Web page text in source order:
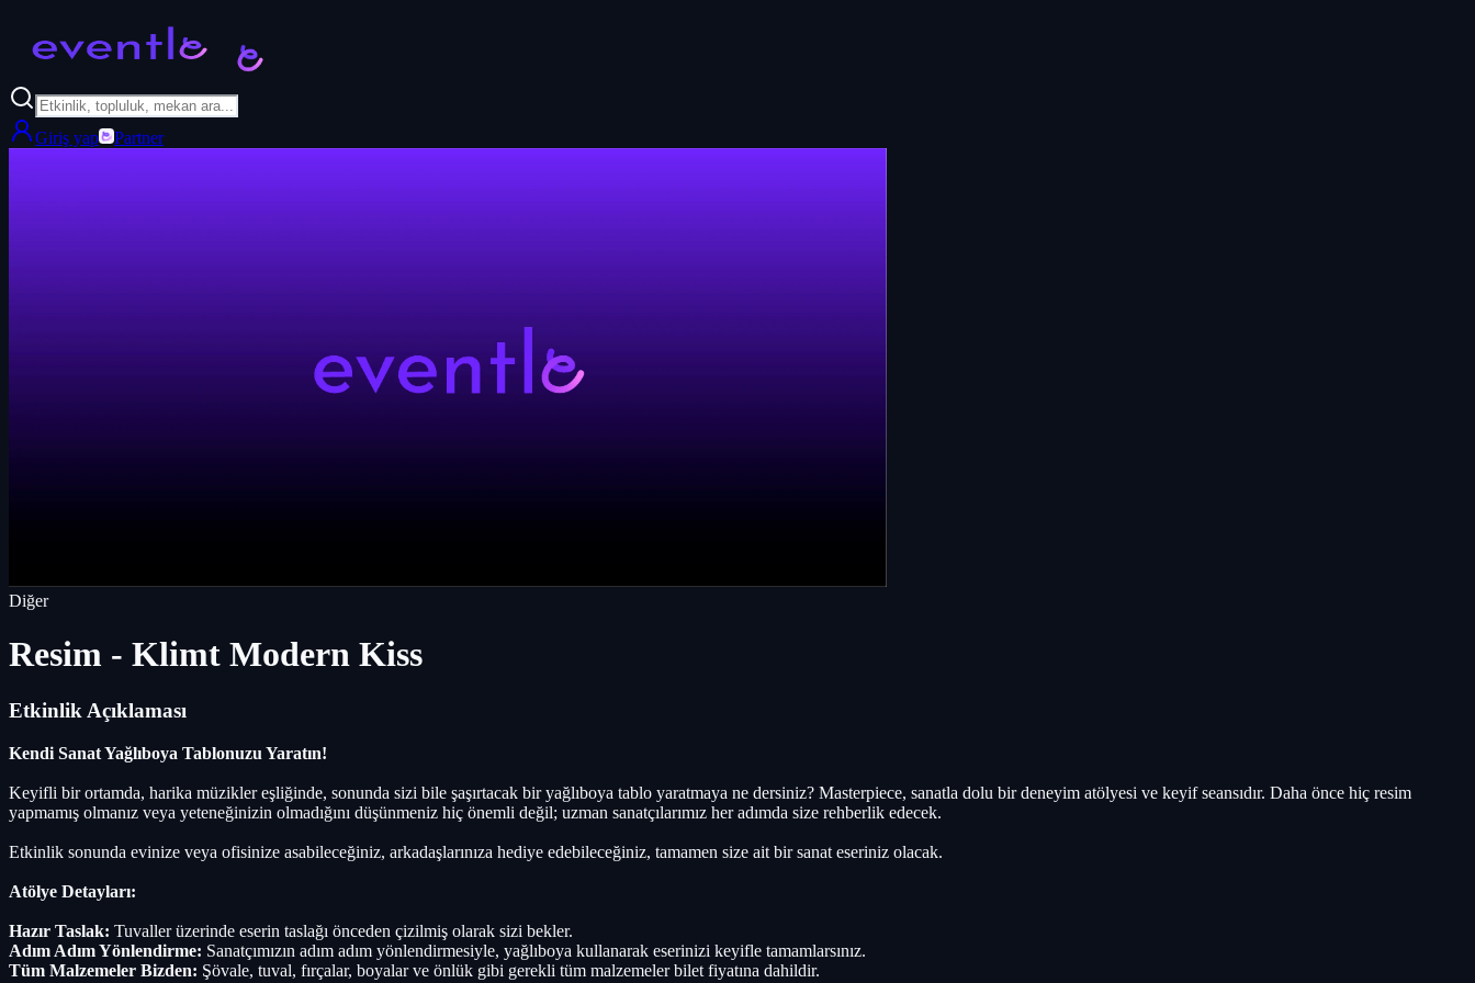
Giriş yap Partner
Diğer
Resim - Klimt Modern Kiss
Etkinlik Açıklaması
Kendi Sanat Yağlıboya Tablonuzu Yaratın!
Keyifli bir ortamda, harika müzikler eşliğinde, sonunda sizi bile şaşırtacak bir yağlıboya tablo yaratmaya ne dersiniz? Masterpiece, sanatla dolu bir deneyim atölyesi ve keyif seansıdır. Daha önce hiç resim
yapmamış olmanız veya yeteneğinizin olmadığını düşünmeniz hiç önemli değil; uzman sanatçılarımız her adımda size rehberlik edecek.
Etkinlik sonunda evinize veya ofisinize asabileceğiniz, arkadaşlarınıza hediye edebileceğiniz, tamamen size ait bir sanat eseriniz olacak.
Atölye Detayları:
Hazır Taslak: Tuvaller üzerinde eserin taslağı önceden çizilmiş olarak sizi bekler.
Adım Adım Yönlendirme: Sanatçımızın adım adım yönlendirmesiyle, yağlıboya kullanarak eserinizi keyifle tamamlarsınız.
Tüm Malzemeler Bizden: Şövale, tuval, fırçalar, boyalar ve önlük gibi gerekli tüm malzemeler bilet fiyatına dahildir.